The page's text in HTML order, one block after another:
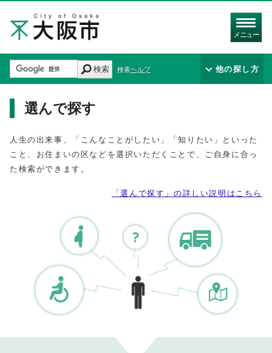
メニュー
検索 検索ヘルプ 他の探し方
選んで探す
人生の出来事、「こんなことがしたい」「知りたい」といった
こと、お住まいの区などを選択いただくことで、ご自身に合っ
た検索ができます。
「選んで探す」の詳しい説明はこちら